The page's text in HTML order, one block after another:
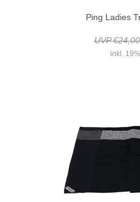
Ping Ladies
UVP €24,00
inkl.
Halten Sie Ihre Schläger und
gefalteten Ladies Tri-Fold